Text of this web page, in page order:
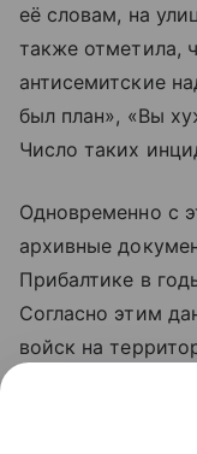
её словам, на
также отметила,
антисемитские
был план», «Вы
Число таких
Одновременно с
архивные
Прибалтике в
Согласно этим
войск на
происходящих